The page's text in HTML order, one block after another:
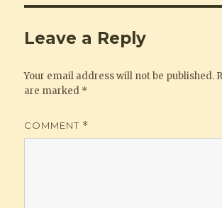
Leave a Reply
Your email address will not be published.
are marked *
COMMENT *